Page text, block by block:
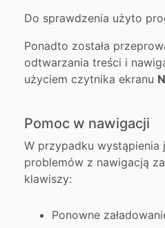
Do sprawdzenia użyto
Ponadto została
odtwarzania treści i
użyciem czytnika ekranu
Pomoc w nawigacji
W przypadku wystąpienia
problemów z nawigacją
klawiszy:
Ponowne